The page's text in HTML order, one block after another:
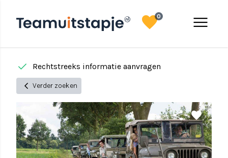
menu
favorite0
done Rechtstreeks informatie aanvragen
chevron_left Verder zoeken
share favorite